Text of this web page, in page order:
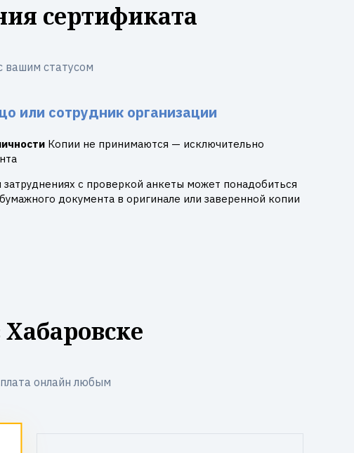
сертификата
вашим статусом
или сотрудник организации
Копии не принимаются — исключительно
затруднениях с проверкой анкеты может понадобиться
документа в оригинале или заверенной копии
онлайн любым